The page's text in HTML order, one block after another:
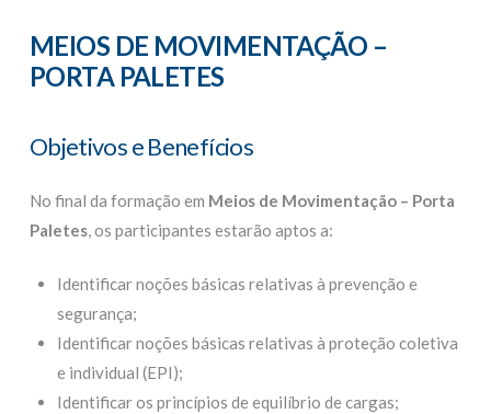
MEIOS DE MOVIMENTAÇÃO –
PORTA PALETES
Objetivos e Benefícios
No final da formação em Meios de Movimentação – Porta
Paletes, os participantes estarão aptos a:
Identificar noções básicas relativas à prevenção e
segurança;
Identificar noções básicas relativas à proteção coletiva
e individual (EPI);
Identificar os princípios de equilíbrio de cargas;